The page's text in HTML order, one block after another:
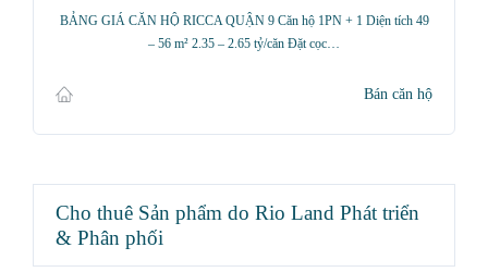
BẢNG GIÁ CĂN HỘ RICCA QUẬN 9 Căn hộ 1PN + 1 Diện tích 49
– 56 m² 2.35 – 2.65 tỷ/căn Đặt cọc…
Bán căn hộ
Cho thuê Sản phẩm do Rio Land Phát triển
& Phân phối